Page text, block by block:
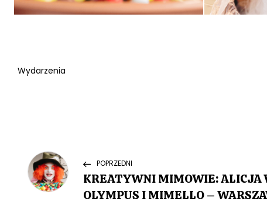
Wydarzenia
N
a
Previous
Post
POPRZEDNI
KREATYWNI MIMOWIE: ALICJA
OLYMPUS I MIMELLO –